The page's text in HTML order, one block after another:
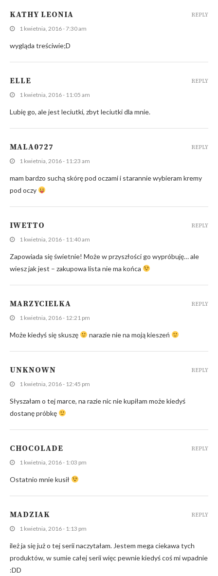
KATHY LEONIA
1 kwietnia, 2016 - 7:30 am
wygląda treściwie;D
REPLY
ELLE
1 kwietnia, 2016 - 11:05 am
Lubię go, ale jest leciutki, zbyt leciutki dla mnie.
REPLY
MALA0727
1 kwietnia, 2016 - 11:23 am
mam bardzo suchą skórę pod oczami i starannie wybieram kremy
pod oczy
REPLY
IWETTO
1 kwietnia, 2016 - 11:40 am
Zapowiada się świetnie! Może w przyszłości go wypróbuję… ale
wiesz jak jest – zakupowa lista nie ma końca
REPLY
MARZYCIELKA
1 kwietnia, 2016 - 12:21 pm
Może kiedyś się skuszę narazie nie na moją kieszeń
REPLY
UNKNOWN
1 kwietnia, 2016 - 12:45 pm
Słyszałam o tej marce, na razie nic nie kupiłam może kiedyś
dostanę próbkę
REPLY
CHOCOLADE
1 kwietnia, 2016 - 1:03 pm
Ostatnio mnie kusił
REPLY
MADZIAK
1 kwietnia, 2016 - 1:13 pm
ileż ja się już o tej serii naczytałam. Jestem mega ciekawa tych
produktów, w sumie całej serii więc pewnie kiedyś coś mi wpadnie
:DD
REPLY